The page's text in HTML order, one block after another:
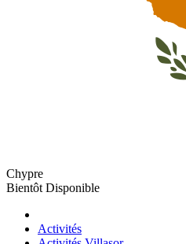
Chypre
Bientôt Disponible
Activités